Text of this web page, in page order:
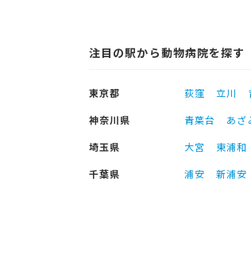
注目の駅から動物病院を探す
東京都 荻窪 立川
神奈川県
青葉台 あざ
埼玉県
大宮 東浦和
千葉県
浦安 新浦安